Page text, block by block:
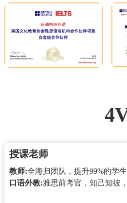
授课老师
教师:全海归团队，提升99%的学
口语外教:雅思前考官，知己知彼